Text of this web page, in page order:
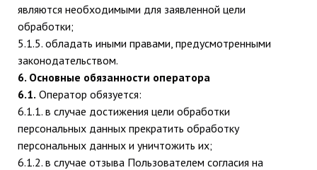
являются необходимыми для заявленной цели
обработки;
5.1.5. обладать иными правами, предусмотренными
законодательством.
6. Основные обязанности оператора
6.1. Оператор обязуется:
6.1.1. в случае достижения цели обработки
персональных данных прекратить обработку
персональных данных и уничтожить их;
6.1.2. в случае отзыва Пользователем согласия на